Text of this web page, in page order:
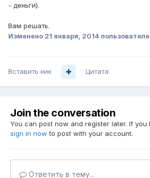
- деньги).
Вам решать.
Изменено 21 января, 2014
Вставить ник Цитата
Join the conversation
You can post now and register later. If
sign in now to post with your account.
Ответить в тему...